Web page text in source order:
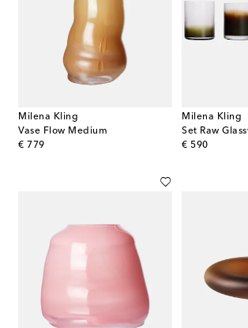
Milena Kling
Vase Flow Medium
€ 779
original price
Milena Kling
€ 590
original price